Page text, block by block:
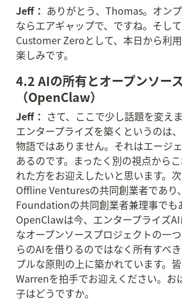
Jeff： ありがとう、Thomas。オン
ならエアギャップで、ですね。そし
Customer Zeroとして、本日から利
楽しみです。
4.2 AIの所有とオープンソー
（OpenClaw）
Jeff： さて、ここで少し話題を変え
エンタープライズを築くというのは
物語ではありません。それはエージ
あるのです。まったく別の視点から
れた方をお迎えしたいと思います。
Offline Venturesの共同創業者であり
Foundationの共同創業者兼理事でも
OpenClawは今、エンタープライズ
なオープンソースプロジェクトの一
らのAIを借りるのではなく所有すべ
プルな原則の上に築かれています。
Warrenを拍手でお迎えください。お
子はどうですか。